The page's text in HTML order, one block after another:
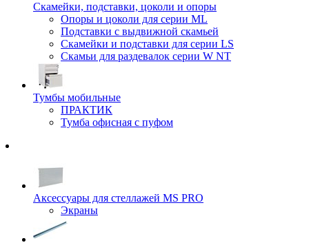
Скамейки, подставки, цоколи и опоры
Опоры и цоколи для серии ML
Подставки с выдвижной скамьей
Скамейки и подставки для серии LS
Скамьи для раздевалок серии W NT
Тумбы мобильные
ПРАКТИК
Тумба офисная с пуфом
Аксессуары для стеллажей MS PRO
Экраны